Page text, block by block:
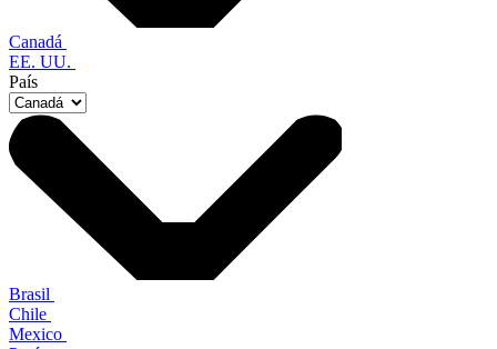
Canadá
EE. UU.
País
Brasil
Chile
Mexico